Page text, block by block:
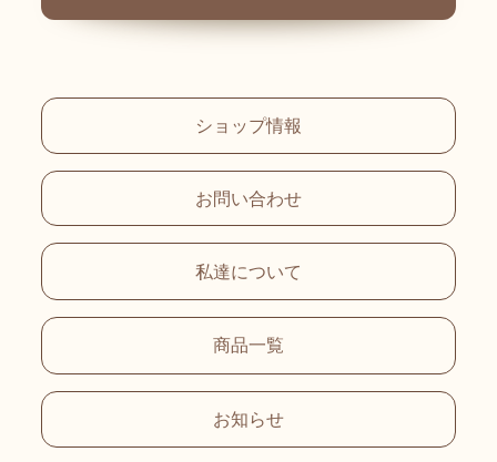
ショップ情報
お問い合わせ
私達について
商品一覧
お知らせ